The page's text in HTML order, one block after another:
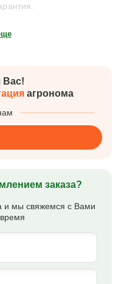
Вас!
агронома
заказа?
и мы свяжемся с Вами